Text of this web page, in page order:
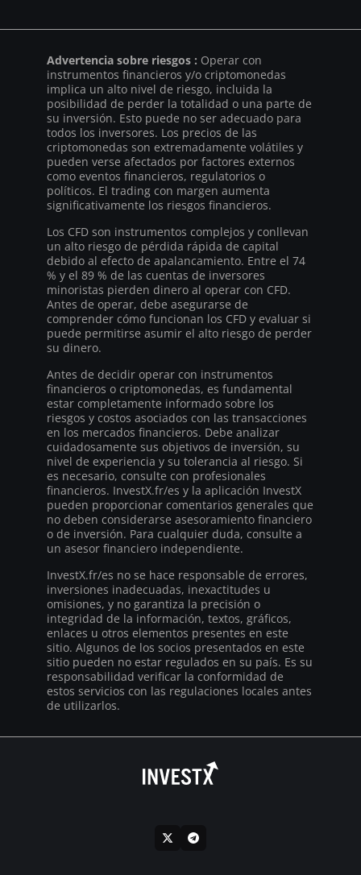
Advertencia sobre riesgos : Operar con
instrumentos financieros y/o criptomonedas
implica un alto nivel de riesgo, incluida la
posibilidad de perder la totalidad o una parte de
su inversión. Esto puede no ser adecuado para
todos los inversores. Los precios de las
criptomonedas son extremadamente volátiles y
pueden verse afectados por factores externos
como eventos financieros, regulatorios o
políticos. El trading con margen aumenta
significativamente los riesgos financieros.
Los CFD son instrumentos complejos y conllevan
un alto riesgo de pérdida rápida de capital
debido al efecto de apalancamiento. Entre el 74
% y el 89 % de las cuentas de inversores
minoristas pierden dinero al operar con CFD.
Antes de operar, debe asegurarse de
comprender cómo funcionan los CFD y evaluar si
puede permitirse asumir el alto riesgo de perder
su dinero.
Antes de decidir operar con instrumentos
financieros o criptomonedas, es fundamental
estar completamente informado sobre los
riesgos y costos asociados con las transacciones
en los mercados financieros. Debe analizar
cuidadosamente sus objetivos de inversión, su
nivel de experiencia y su tolerancia al riesgo. Si
es necesario, consulte con profesionales
financieros. InvestX.fr/es y la aplicación InvestX
pueden proporcionar comentarios generales que
no deben considerarse asesoramiento financiero
o de inversión. Para cualquier duda, consulte a
un asesor financiero independiente.
InvestX.fr/es no se hace responsable de errores,
inversiones inadecuadas, inexactitudes u
omisiones, y no garantiza la precisión o
integridad de la información, textos, gráficos,
enlaces u otros elementos presentes en este
sitio. Algunos de los socios presentados en este
sitio pueden no estar regulados en su país. Es su
responsabilidad verificar la conformidad de
estos servicios con las regulaciones locales antes
de utilizarlos.